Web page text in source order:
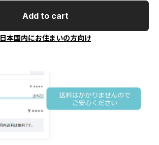
Add to cart
日本国内にお住まいの方向け